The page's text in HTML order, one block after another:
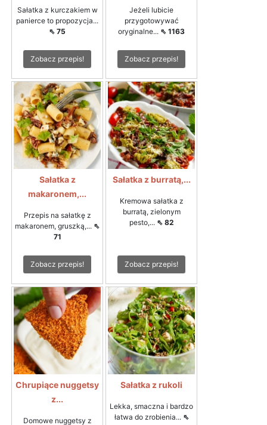
Sałatka z kurczakiem w
panierce to propozycja...
⇖ 75
Zobacz przepis!
Jeżeli lubicie
przygotowywać
oryginalne... ⇖ 1163
Zobacz przepis!
Sałatka z
makaronem,...
Przepis na sałatkę z
makaronem, gruszką,... ⇖
71
Zobacz przepis!
Sałatka z burratą,...
Kremowa sałatka z
burratą, zielonym
pesto,... ⇖ 82
Zobacz przepis!
Chrupiące nuggetsy
z...
Domowe nuggetsy z
Sałatka z rukoli
Lekka, smaczna i bardzo
łatwa do zrobienia... ⇖